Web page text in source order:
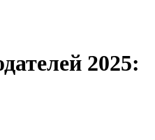
2025: